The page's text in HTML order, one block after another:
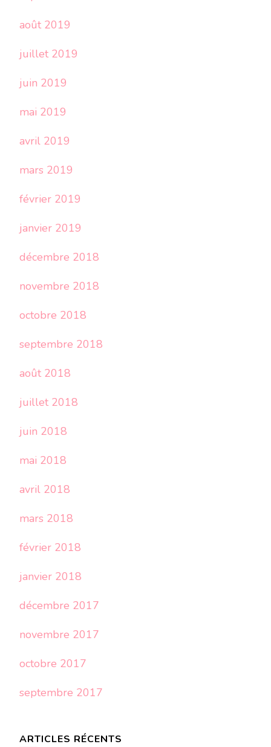
août 2019
juillet 2019
juin 2019
mai 2019
avril 2019
mars 2019
février 2019
janvier 2019
décembre 2018
novembre 2018
octobre 2018
septembre 2018
août 2018
juillet 2018
juin 2018
mai 2018
avril 2018
mars 2018
février 2018
janvier 2018
décembre 2017
novembre 2017
octobre 2017
septembre 2017
ARTICLES RÉCENTS